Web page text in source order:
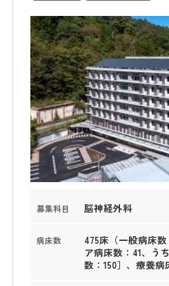
募集科目 脳神経外科
病床数
475床（一般病床
ア病床数：41、う
数：150］、療養病